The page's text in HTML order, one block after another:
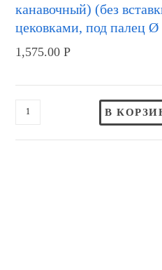
канавочный) (без
цековками, под палец
1,575.00Р
В